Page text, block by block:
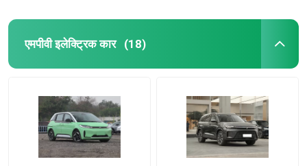
एमपीवी इलेक्ट्रिक कार (18)